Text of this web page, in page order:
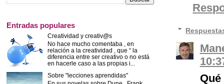
Entradas populares
Creatividad y creativ@s
No hace mucho comentaba , en
relación a la creatividad , que “ la
diferencia entre ser creativo o no está
en hacerle caso a las propias i...
Sobre "lecciones aprendidas"